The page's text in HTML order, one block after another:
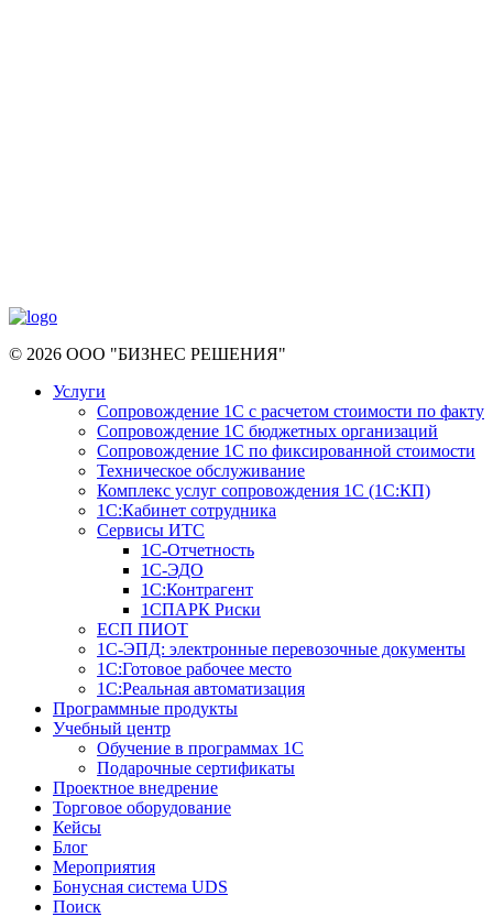
© 2026 ООО "БИЗНЕС РЕШЕНИЯ"
Услуги
Сопровождение 1С с расчетом стоимости по факту
Сопровождение 1С бюджетных организаций
Сопровождение 1С по фиксированной стоимости
Техническое обслуживание
Комплекс услуг сопровождения 1С (1С:КП)
1С:Кабинет сотрудника
Сервисы ИТС
1С-Отчетность
1С-ЭДО
1С:Контрагент
1СПАРК Риски
ЕСП ПИОТ
1С-ЭПД: электронные перевозочные документы
1С:Готовое рабочее место
1С:Реальная автоматизация
Программные продукты
Учебный центр
Обучение в программах 1С
Подарочные сертификаты
Проектное внедрение
Торговое оборудование
Кейсы
Блог
Мероприятия
Бонусная система UDS
Поиск